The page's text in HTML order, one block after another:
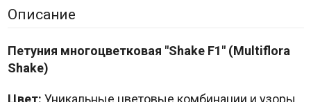
Описание
Петуния многоцветковая "Shake F1" (Multiflora
Shake)
Цвет: Уникальные цветовые комбинации и узоры.